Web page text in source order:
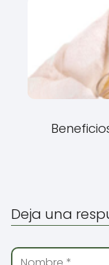
Deja una